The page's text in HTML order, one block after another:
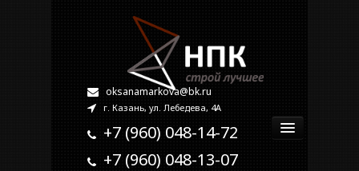
oksanamarkova@bk.ru
г. Казань, ул. Лебедева, 4А
+7 (960) 048-14-72
+7 (960) 048-13-07
Главная